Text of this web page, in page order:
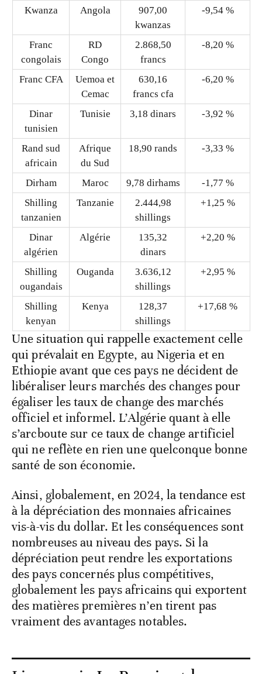
Franc
RD
2.868,50
francs
-8,20 %
Franc CFA
Uemoa et
Cemac
630,16
francs cfa
-6,20 %
Dinar
Tunisie 3,18 dinars -3,92 %
Rand sud
africain
Afrique
18,90 rands -3,33 %
Dirham Maroc 9,78 dirhams
-1,77 %
Shilling
tanzanien
Tanzanie
shillings
Dinar
algérien
Algérie
135,32
dinars
+2,20 %
Shilling
ougandais
Ouganda
3.636,12
shillings
+2,95 %
Shilling
kenyan
Kenya
128,37
shillings
+17,68 %
Une situation qui rappelle exactement celle
qui prévalait en Egypte, au Nigeria et en
Ethiopie avant que ces pays ne décident de
libéraliser leurs marchés des changes pour
égaliser les taux de change des marchés
officiel et informel. L’Algérie quant à elle
s’arcboute sur ce taux de change artificiel
qui ne reflète en rien une quelconque bonne
santé de son économie.
Ainsi, globalement, en 2024, la tendance est
vis-à-vis du dollar. Et les conséquences sont
nombreuses au niveau des pays. Si la
dépréciation peut rendre les exportations
des pays concernés plus compétitives,
globalement les pays africains qui exportent
des matières premières n’en tirent pas
vraiment des avantages notables.
États africains favorables à